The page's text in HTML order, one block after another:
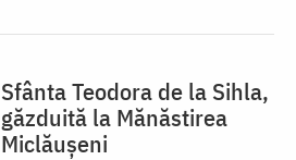
Sfânta Teodora de la Sihla,
găzduită la Mănăstirea
Miclăușeni